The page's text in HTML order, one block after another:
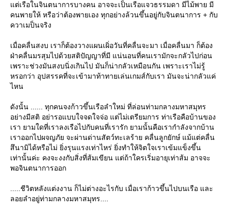
ต่เรือในจินตนาการบางคน อาจจะเป็นเรือแจวธรรมดา มีไม้พาย มี
คนพายให้ หรือว่าต้องพายเอง ทุกอย่างล้วนขึ้นอยู่กับจินตนาการ + กับ
ควาเมป็นจริง
เมื่อคลื่นสงบ เราก็ต้องวางแผนเผิ่อวันที่คลื่นจะมา เมื่อคลื่นมา ก็ต้อง
ฝ่าคลื่นมรสุมไปด้วยสติปัญญาที่มี แน่นอนที่คนเรามักจะกลัวไปก่อน
เพราะช่วงมันสงบนิ่งเกินไป มันก็น่ากลัวเหมือนกัน เพราะเราไม่รู้
หรอกว่า อุปสรรคที่จะเข้ามาท้าทายเล่นเกมส์กับเรา มันจะน่ากลัวแค่
ไหน
ดังนั้น ...... ทุกคนจงก้าวขึ้นเรือลำใหม่ ที่ล่อนท่ามกลางมหาสมุทร
อย่างมีสติ อย่ารอแบบใจจดใจจ่อ แต่ไม่เตรียมการ ท่าเรือคือบ้านของ
เรา ยามใดที่เราลงเรือไปกับคนที่เรารัก ยามนั้นคือเรากำลังจากบ้าน
เราออกไปผจญภัย จะผ่านด่านสัตว์ทะเลร้าย คลื่นลูกยักษ์ แม้แต่คลื่น
สึนามิได้หรือไม่ ยิ่งรุนแรงเท่าไหร่ ยิ่งทำให้จิตใจเราเข้มแข็งขึ้น
เท่านั้นค่ะ คงจะงงกับสิ่งที่ส้มเขียน แต่ถ้าใครเริ่มอายุเท่าส้ม อาจจะ
พอจินตนาการออก
.....ชีวิตหลังแต่งงาน ก็ไม่ต่างอะไรกับ เมื่อเราก้าวขึ้นไปบนเรือ และ
ลอยลำอยู่ท่ามกลางมหาสมุทร....